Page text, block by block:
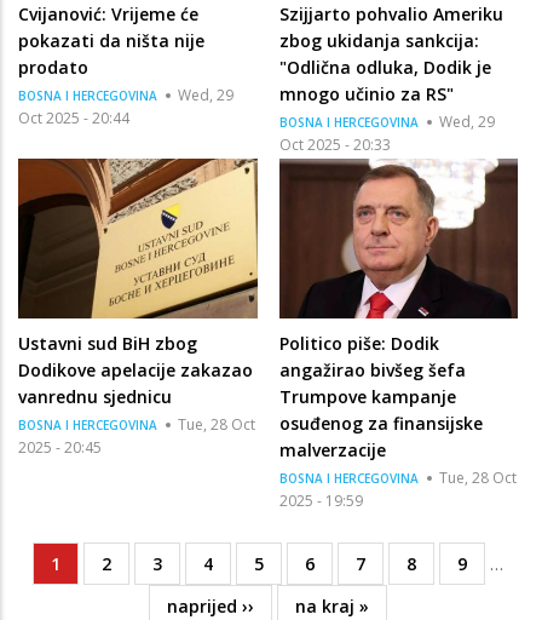
Cvijanović: Vrijeme će
pokazati da ništa nije
prodato
BOSNA I HERCEGOVINA
Wed, 29
Oct 2025 - 20:44
Szijjarto pohvalio Ameriku
zbog ukidanja sankcija:
"Odlična odluka, Dodik je
mnogo učinio za RS"
BOSNA I HERCEGOVINA
Wed, 29
Oct 2025 - 20:33
Ustavni sud BiH zbog
Dodikove apelacije zakazao
vanrednu sjednicu
BOSNA I HERCEGOVINA
Tue, 28 Oct
2025 - 20:45
Politico piše: Dodik
angažirao bivšeg šefa
Trumpove kampanje
osuđenog za finansijske
malverzacije
BOSNA I HERCEGOVINA
Tue, 28 Oct
2025 - 19:59
Pagination
Current
page
1 Page
2 Page
3 Page
4 Page
5 Page
6 Page
7 Page
8 Page
9
…
Next
naprijed ››
Last
na kraj »